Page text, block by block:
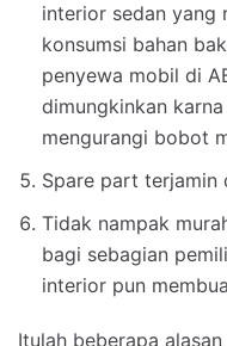
interior sedan yang
konsumsi bahan
penyewa mobil di
dimungkinkan
mengurangi bobot
Spare part terjamin
Tidak nampak
bagi sebagian
interior pun
Itulah beberapa